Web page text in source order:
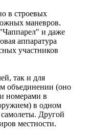
в строевых
маневров.
и даже
аппаратура
участников
так и для
объединении (оно
номерами в
в одном
Другой
местности.